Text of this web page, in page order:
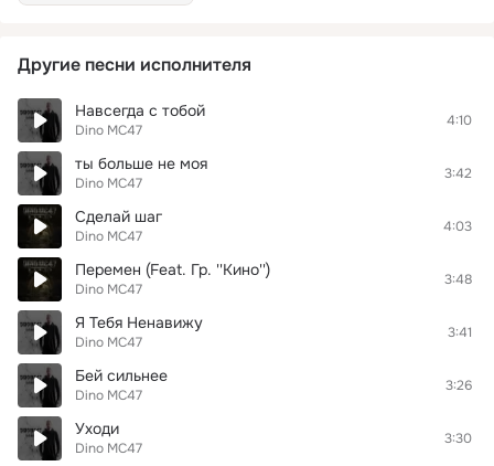
Другие песни исполнителя
Навсегда с тобой
Dino MC47
4:10
ты больше не моя
Dino MC47
3:42
Сделай шаг
Dino MC47
4:03
Перемен (Feat. Гр. ''Кино'')
Dino MC47
3:48
Я Тебя Ненавижу
Dino MC47
3:41
Бей сильнее
Dino MC47
3:26
Уходи
Dino MC47
3:30